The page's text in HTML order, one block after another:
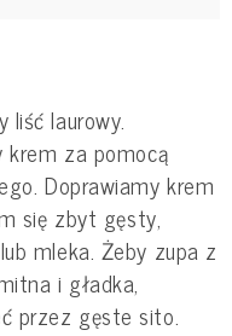
liść laurowy.
krem za pomocą
Doprawiamy krem
się zbyt gęsty,
mleka. Żeby zupa z
i gładka,
przez gęste sito.